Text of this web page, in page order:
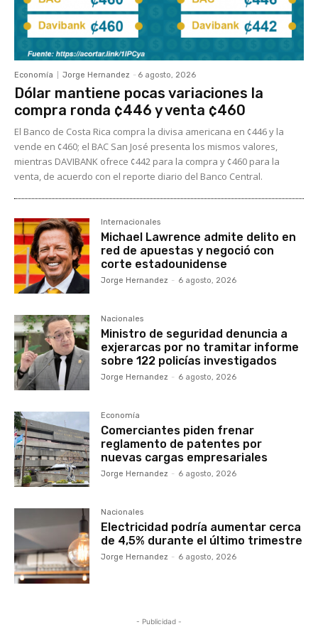
Economía Jorge Hernandez - 6 agosto, 2026
Dólar mantiene pocas variaciones la
compra ronda ¢446 y venta ¢460
El Banco de Costa Rica compra la divisa americana en ¢446 y la
vende en ¢460; el BAC San José presenta los mismos valores,
mientras DAVIBANK ofrece ¢442 para la compra y ¢460 para la
venta, de acuerdo con el reporte diario del Banco Central.
Internacionales
Michael Lawrence admite delito en
red de apuestas y negoció con
corte estadounidense
Jorge Hernandez - 6 agosto, 2026
Nacionales
Ministro de seguridad denuncia a
exjerarcas por no tramitar informe
sobre 122 policías investigados
Jorge Hernandez - 6 agosto, 2026
Economía
Comerciantes piden frenar
reglamento de patentes por
nuevas cargas empresariales
Jorge Hernandez - 6 agosto, 2026
Nacionales
Electricidad podría aumentar cerca
de 4,5% durante el último trimestre
Jorge Hernandez - 6 agosto, 2026
- Publicidad -